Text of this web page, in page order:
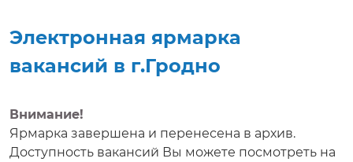
Электронная ярмарка
вакансий в г.Гродно
Внимание!
Ярмарка завершена и перенесена в архив.
Доступность вакансий Вы можете посмотреть на